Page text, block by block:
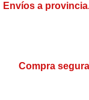
Envíos a
Compra